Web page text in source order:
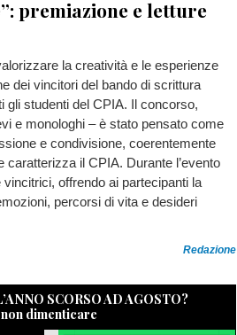
premiazione e letture
la creatività e le esperienze
dei vincitori del bando di scrittura
gli studenti del CPIA. Il concorso,
e monologhi – è stato pensato come
e condivisione, coerentemente
il CPIA. Durante l’evento
offrendo ai partecipanti la
percorsi di vita e desideri
Redazione
SCORSO AD AGOSTO?
dimenticare